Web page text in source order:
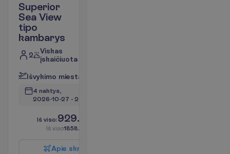
Superior
Sea View
tipo
kambarys
2
Viskas
įskaičiuota
Išvykimo miesta
4 naktys,
2026-10-27 - 2026-10-31
Iš viso:929.00
Iš viso1858.00
Apie skr